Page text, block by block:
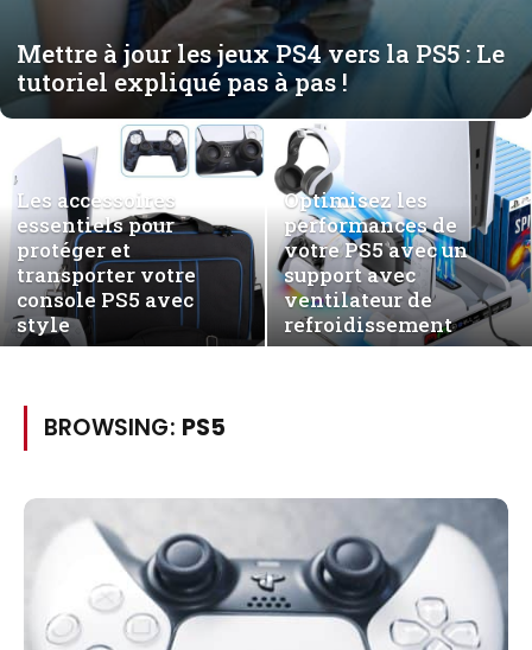
Mettre à jour les jeux PS4 vers la PS5 : Le
tutoriel expliqué pas à pas !
Les accessoires
essentiels pour
protéger et
transporter votre
console PS5 avec
style
Optimisez les
performances de
votre PS5 avec un
support avec
ventilateur de
refroidissement
BROWSING: PS5